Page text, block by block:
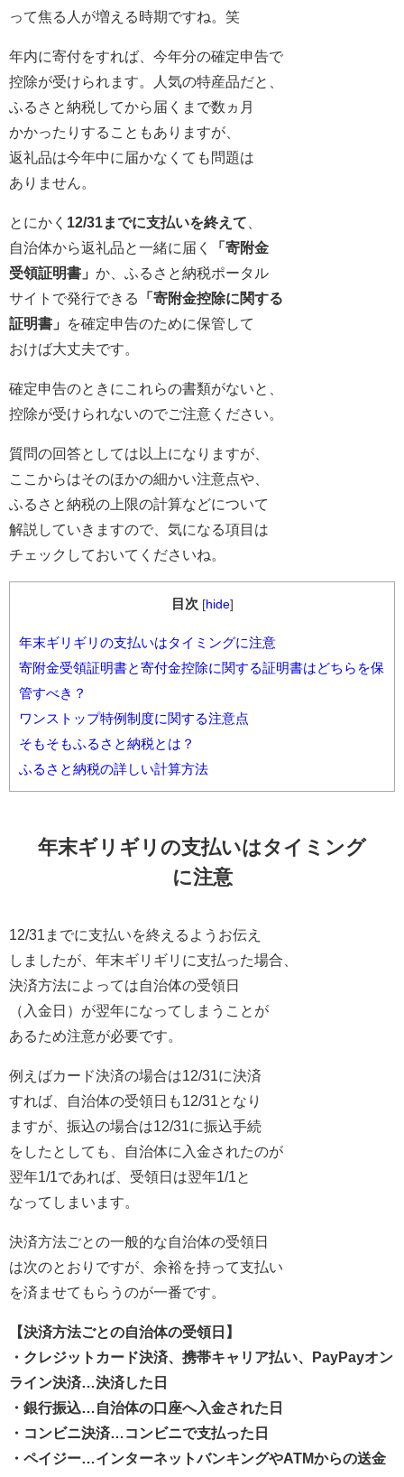
って焦る人が増える時期ですね。笑
年内に寄付をすれば、今年分の確定申告で
控除が受けられます。人気の特産品だと、
ふるさと納税してから届くまで数ヵ月
かかったりすることもありますが、
返礼品は今年中に届かなくても問題は
ありません。
とにかく 12/31までに支払いを終えて
自治体から返礼品と一緒に届く
「寄附金
受領証明書」 か、ふるさと納税ポータル
サイトで発行できる
「寄附金控除に関する
証明書」
を確定申告のために保管して
おけば大丈夫です。
確定申告のときにこれらの書類がないと、
控除が受けられないのでご注意ください。
質問の回答としては以上になりますが、
ここからはそのほかの細かい注意点や、
ふるさと納税の上限の計算などについて
解説していきますので、気になる項目は
チェックしておいてくださいね。
目次 [hide]
年末ギリギリの支払いはタイミングに注意
寄附金受領証明書と寄付金控除に関する証明書はどちらを保
管すべき？
ワンストップ特例制度に関する注意点
そもそもふるさと納税とは？
ふるさと納税の詳しい計算方法
年末ギリギリの支払いはタイミング
に注意
12/31までに支払いを終えるようお伝え
しましたが、年末ギリギリに支払った場合、
決済方法によっては自治体の受領日
（入金日）が翌年になってしまうことが
あるため注意が必要です。
例えばカード決済の場合は12/31に決済
すれば、自治体の受領日も12/31となり
ますが、振込の場合は12/31に振込手続
をしたとしても、自治体に入金されたのが
翌年1/1であれば、受領日は翌年1/1と
なってしまいます。
決済方法ごとの一般的な自治体の受領日
は次のとおりですが、余裕を持って支払い
を済ませてもらうのが一番です。
【決済方法ごとの自治体の受領日】
・クレジットカード決済、携帯キャリア払い、PayPayオン
ライン決済…決済した日
・銀行振込…自治体の口座へ入金された日
・コンビニ決済…コンビニで支払った日
・ペイジー…インターネットバンキングやATMからの送金